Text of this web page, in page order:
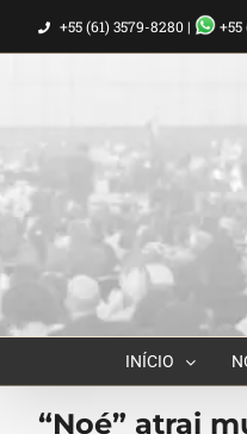
para
+55 (61) 3579-8280 | +55
INÍCIO
“Noé” atrai